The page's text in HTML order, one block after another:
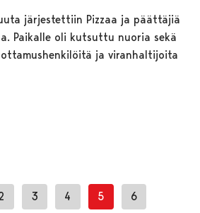
järjestettiin Pizzaa ja päättäjiä
Paikalle oli kutsuttu nuoria sekä
ja viranhaltijoita
3 4 5 6